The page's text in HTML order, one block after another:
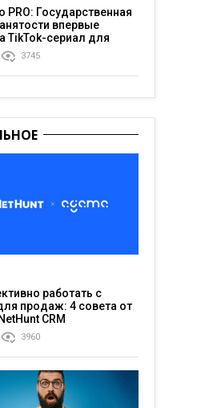
PRO: Государственная
впервые
TikTok-сериал для
3745
работать с
продаж: 4 совета от
CRM
3960